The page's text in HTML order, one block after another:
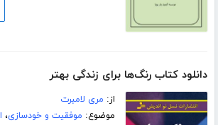
دانلود کتاب رنگ‌ها برای زندگی بهتر
از: مری لامبرت
موضوع: موفقیت و خودسازی،